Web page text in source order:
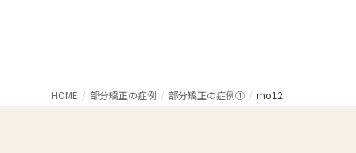
HOME 部分矯正の症例 部分矯正の症例① mo12